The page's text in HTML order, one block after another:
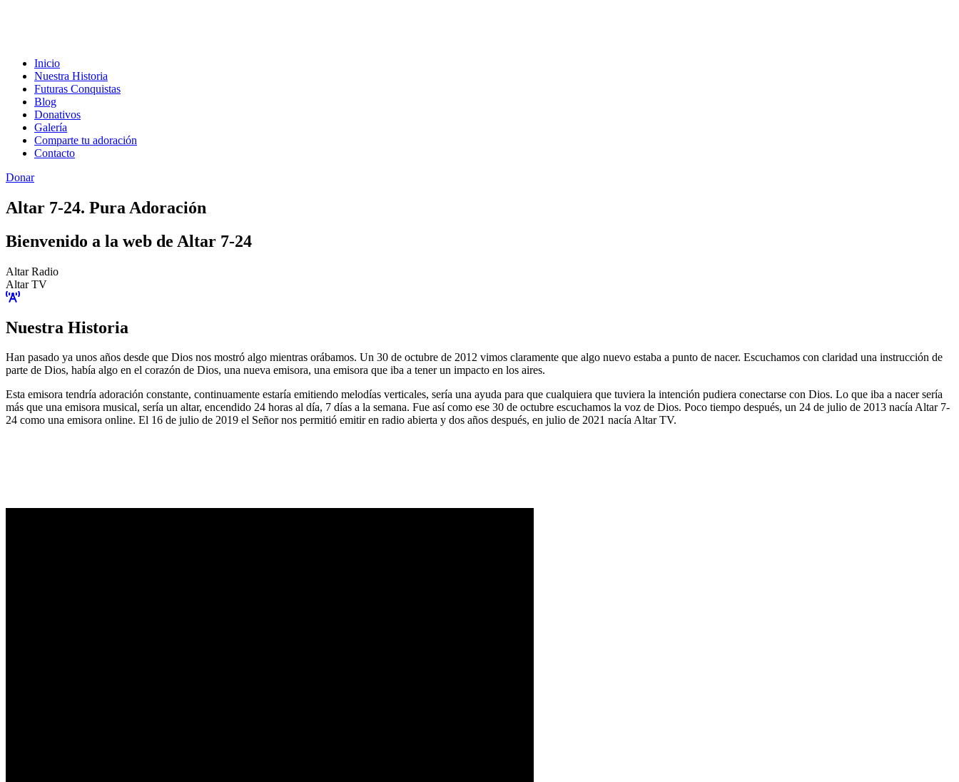
Inicio
Nuestra Historia
Futuras Conquistas
Blog
Donativos
Galería
Comparte tu adoración
Contacto
Donar
Altar 7-24. Pura Adoración
Bienvenido a la web de Altar 7-24
Altar Radio
Altar TV
Nuestra Historia
Han pasado ya unos años desde que Dios nos mostró algo mientras orábamos. Un 30 de octubre de 2012 vimos claramente que algo nuevo estaba a punto de nacer. Escuchamos con claridad una instrucción de
parte de Dios, había algo en el corazón de Dios, una nueva emisora, una emisora que iba a tener un impacto en los aires.
Esta emisora tendría adoración constante, continuamente estaría emitiendo melodías verticales, sería una ayuda para que cualquiera que tuviera la intención pudiera conectarse con Dios. Lo que iba a nacer sería
más que una emisora musical, sería un altar, encendido 24 horas al día, 7 días a la semana. Fue así como ese 30 de octubre escuchamos la voz de Dios. Poco tiempo después, un 24 de julio de 2013 nacía Altar 7-
24 como una emisora online. El 16 de julio de 2019 el Señor nos permitió emitir en radio abierta y dos años después, en julio de 2021 nacía Altar TV.